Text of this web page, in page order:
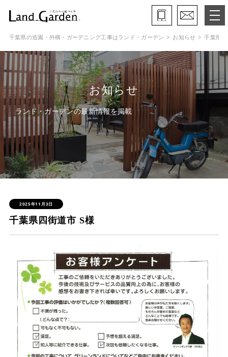
ランド・ガーデンとは
モデルガーデン
施工事例
保証と約束・ご理解いただきたい事
施工の流れ
よくある質問
会社概要
スタッフ紹介
プライバシーポリシー
サイトマップ
採用情報
千葉県の造園・外構・ガーデニング工事はランド・ガーデン お知らせ 千葉県
お知らせ
ランド・ガーデンの最新情報を掲載
2025年11月3日
千葉県四街道市 S様